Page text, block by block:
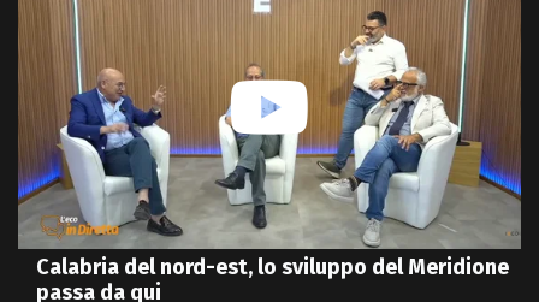
Calabria del nord-est, lo sviluppo del Meridione
passa da qui